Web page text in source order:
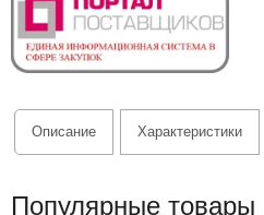
Описание Характеристики
Популярные товары